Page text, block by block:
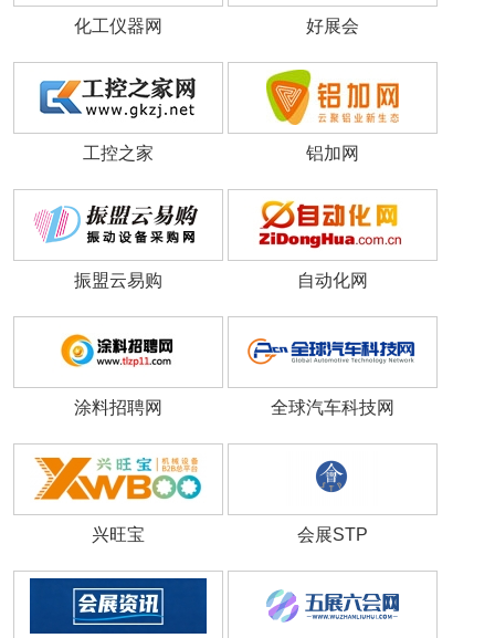
化工仪器网 好展会
工控之家 铝加网
振盟云易购 自动化网
涂料招聘网 全球汽车科技网
兴旺宝 会展STP